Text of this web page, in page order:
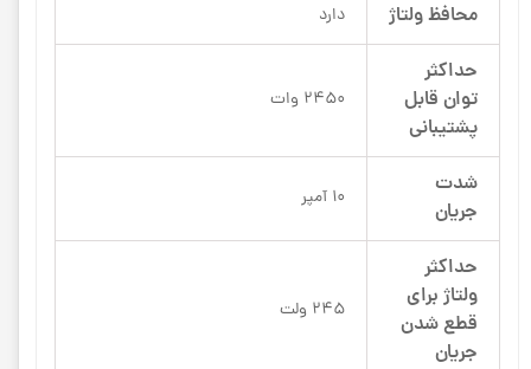
محافظ ولتاژ دارد
حداکثر
توان قابل
پشتیبانی
2450 وات
شدت
جریان
10 آمپر
حداکثر
ولتاژ برای
قطع شدن
جریان
245 ولت